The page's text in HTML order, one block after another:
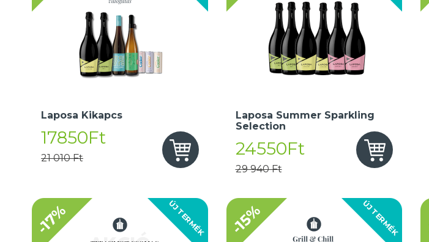
Laposa Kikapcs
17850Ft
21 010 Ft
Laposa Summer Sparkling
Selection
24550Ft
29 940 Ft
ÚJ TERMÉK
-17% ÚJ TERMÉK
-15%